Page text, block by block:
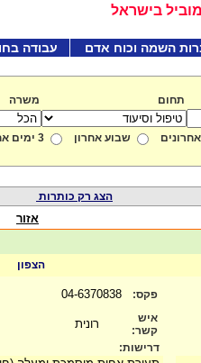
בישראל
השמה וכוח אדם עבודה
תחום משרה
שבוע אחרון 3 ימים אחרונים
הצג רק כותרות
אזור
הצפון
פקס:
איש
קשר:
רונית
דרישות: